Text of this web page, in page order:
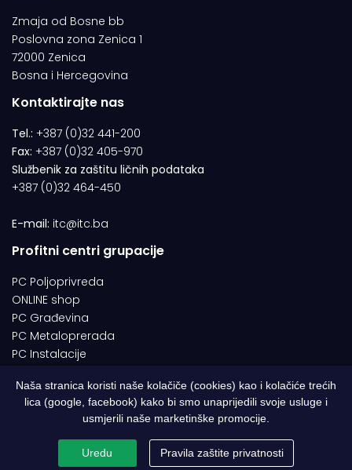
Zmaja od Bosne bb
Poslovna zona Zenica 1
72000 Zenica
Bosna i Hercegovina
Kontaktirajte nas
Tel.: +387 (0)32 441-200
Fax: +387 (0)32 405-970
Službenik za zaštitu ličnih podataka
+387 (0)32 464-450
E-mail: itc@itc.ba
Profitni centri grupacije
PC Poljoprivreda
ONLINE shop
PC Građevina
PC Metaloprerada
PC Instalacije
© 1994-2026 | ITC d.o.o. Zenica. Sva prava pridržana | Designed by
Pravila o zaštiti privatnosti
Naša stranica koristi naše kolačiče (cookies) kao i kolačiće trećih
lica (google, facebook) kako bi smo unaprijedili svoje usluge i
usmjerili naše marketinške promocije.
Uredu Pravila zaštite privatnosti